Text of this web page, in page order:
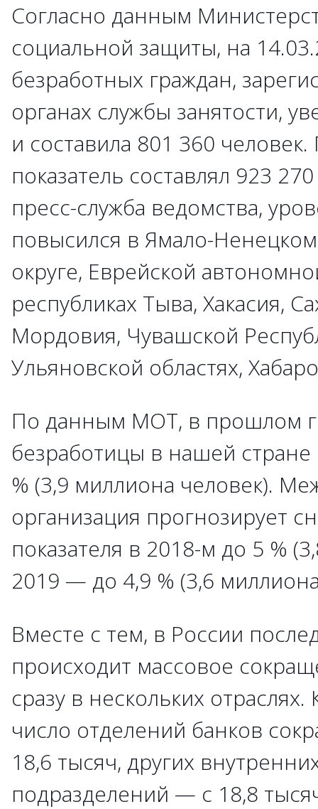
Согласно данным
социальной защиты, на
безработных граждан,
органах службы занятости,
и составила 801 360
показатель составлял 923
пресс-служба ведомства,
повысился в Ямало-
округе, Еврейской
республиках Тыва, Хакасия,
Мордовия, Чувашской
Ульяновской областях,
По данным МОТ, в прошлом
безработицы в нашей
% (3,9 миллиона человек).
организация прогнозирует
показателя в 2018-м до 5 %
2019 — до 4,9 % (3,6
Вместе с тем, в России
происходит массовое
сразу в нескольких
число отделений банков
18,6 тысяч, других
подразделений — с 18,8